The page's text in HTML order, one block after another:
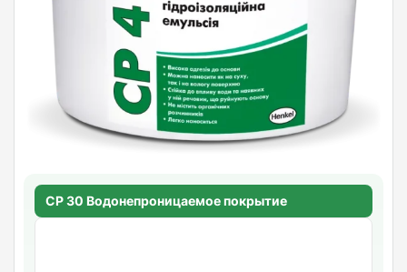
CP 30 Водонепроницаемое покрытие